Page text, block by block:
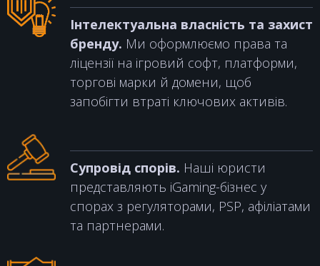
Інтелектуальна власність та захист
бренду. Ми оформлюємо права та
ліцензії на ігровий софт, платформи,
торгові марки й домени, щоб
запобігти втраті ключових активів.
Супровід спорів. Наші юристи
представляють iGaming-бізнес у
спорах з регуляторами, PSP, афіліатами
та партнерами.